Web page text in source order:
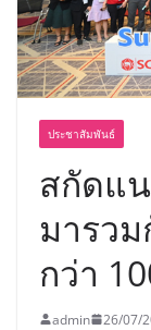
ประชาสัมพันธ์
สกัดแน
มารว
กว่า
admin 26/07/